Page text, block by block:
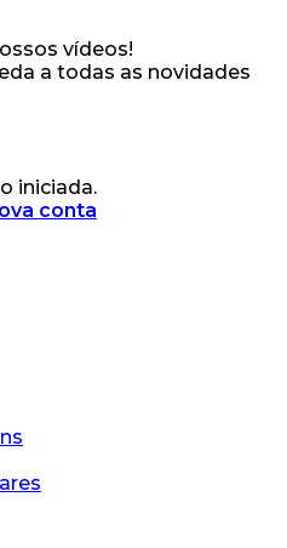
vídeos!
a todas as novidades
iniciada.
conta